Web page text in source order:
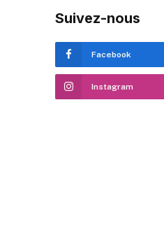
Suivez-nous
Facebook
Instagram